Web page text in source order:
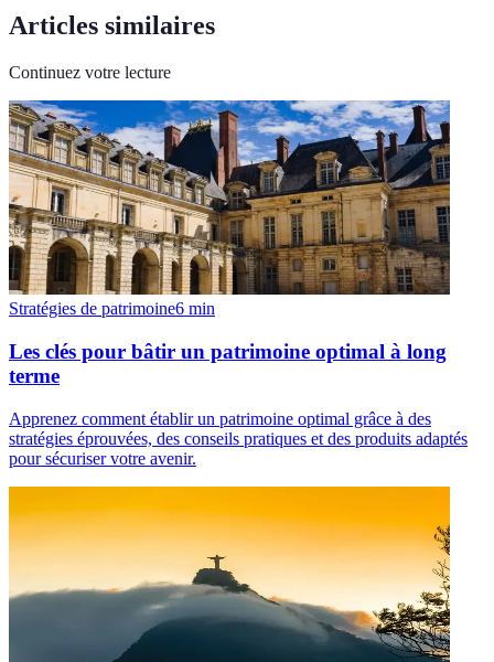
Articles similaires
Continuez votre lecture
Stratégies de patrimoine6 min
Les clés pour bâtir un patrimoine optimal à long
terme
Apprenez comment établir un patrimoine optimal grâce à des
stratégies éprouvées, des conseils pratiques et des produits adaptés
pour sécuriser votre avenir.